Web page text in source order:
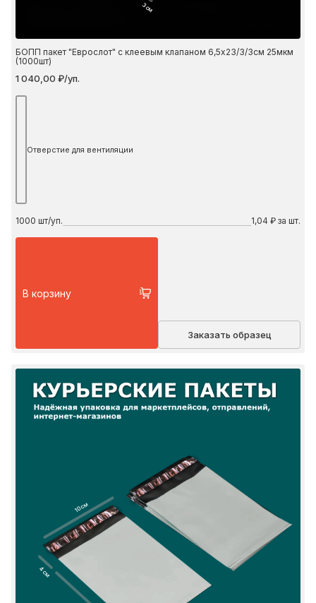
3 см
БОПП пакет "Еврослот" с клеевым клапаном 6,5х23/3/3см 25мкм
(1000шт)
1 040,00 ₽/уп.
Отверстие для вентиляции
1000 шт/уп. 1,04 ₽ за шт.
В корзину
Заказать образец
10 см
4 см